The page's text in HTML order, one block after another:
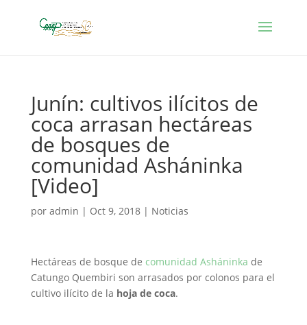
Junín: cultivos ilícitos de
coca arrasan hectáreas
de bosques de
comunidad Asháninka
[Video]
por admin | Oct 9, 2018| Noticias
Hectáreas de bosque de comunidad Asháninka de
Catungo Quembiri son arrasados por colonos para el
cultivo ilícito de la hoja de coca.